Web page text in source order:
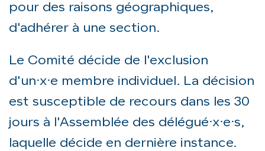
pour des raisons géographiques,
d'adhérer à une section.
Le Comité décide de l'exclusion
d'un·x·e membre individuel. La décision
est susceptible de recours dans les 30
jours à l'Assemblée des délégué·x·e·s,
laquelle décide en dernière instance.